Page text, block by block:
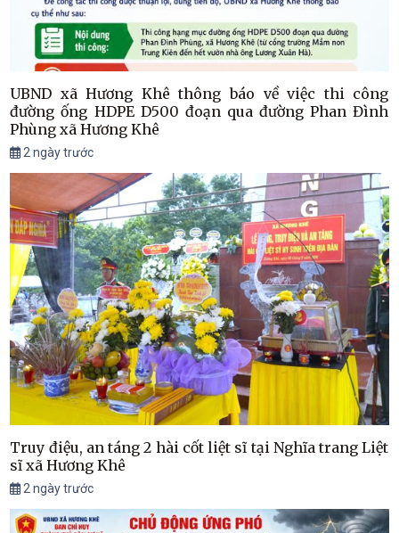
UBND xã Hương Khê thông báo về việc thi công
đường ống HDPE D500 đoạn qua đường Phan Đình
Phùng xã Hương Khê
2 ngày trước
Truy điệu, an táng 2 hài cốt liệt sĩ tại Nghĩa trang Liệt
sĩ xã Hương Khê
2 ngày trước